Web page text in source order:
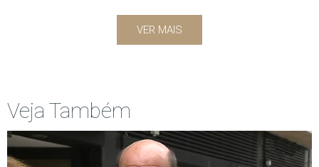
VER MAIS
Veja Também